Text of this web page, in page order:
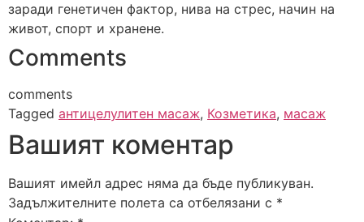
заради генетичен фактор, нива на стрес, начин на
живот, спорт и хранене.
Comments
comments
Tagged антицелулитен масаж, Козметика, масаж
Вашият коментар
Вашият имейл адрес няма да бъде публикуван.
Задължителните полета са отбелязани с *